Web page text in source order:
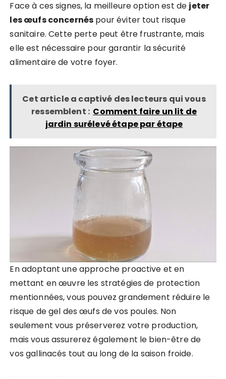
Face à ces signes, la meilleure option est de jeter
les œufs concernés pour éviter tout risque
sanitaire. Cette perte peut être frustrante, mais
elle est nécessaire pour garantir la sécurité
alimentaire de votre foyer.
Cet article a captivé des lecteurs qui vous
ressemblent : Comment faire un lit de
jardin surélevé étape par étape
En adoptant une approche proactive et en
mettant en œuvre les stratégies de protection
mentionnées, vous pouvez grandement réduire le
risque de gel des œufs de vos poules. Non
seulement vous préserverez votre production,
mais vous assurerez également le bien-être de
vos gallinacés tout au long de la saison froide.